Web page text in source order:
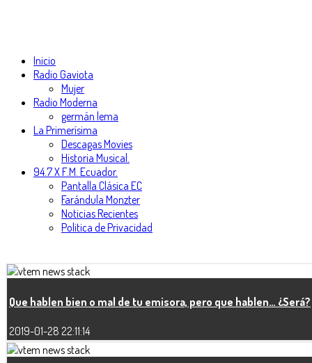
Inicio
Radio Gaviota
Mujer
Radio Moderna
germán lema
La Primerísima
Descagas Movies
Historia Musical.
94.7 X F.M. Ecuador.
Pantalla Clásica EC
Farándula Monzter
Noticias Recientes
Politica de Privacidad
Que hablen bien o mal de tu emisora, pero que hablen… ¿Será?
2019-01-28 22:11:14